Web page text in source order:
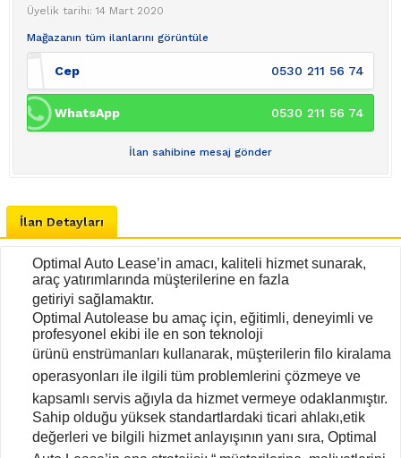
Üyelik tarihi: 14 Mart 2020
Mağazanın tüm ilanlarını görüntüle
Cep 0530 211 56 74
WhatsApp 0530 211 56 74
İlan sahibine mesaj gönder
İlan Detayları
Optimal Auto Lease’in amacı, kaliteli hizmet sunarak,
araç yatırımlarında müşterilerine en fazla
getiriyi sağlamaktır.
Optimal Autolease bu amaç için, eğitimli, deneyimli ve
profesyonel ekibi ile en son teknoloji
ürünü enstrümanları kullanarak, müşterilerin filo kiralama
operasyonları ile ilgili tüm problemlerini çözmeye ve
kapsamlı servis ağıyla da hizmet vermeye odaklanmıştır.
Sahip olduğu yüksek standartlardaki ticari ahlakı,etik
değerleri ve bilgili hizmet anlayışının yanı sıra, Optimal